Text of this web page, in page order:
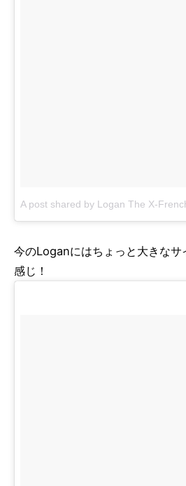
今のLoganにはちょっと大きなサ
感じ！